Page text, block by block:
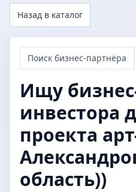
Назад в каталог
Поиск бизнес-партнёра
Ищу
инвестора
проекта
область))